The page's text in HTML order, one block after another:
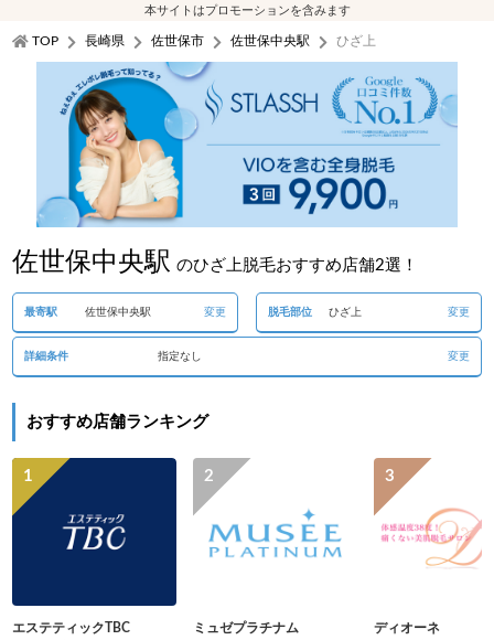
本サイトはプロモーションを含みます
TOP 長崎県 佐世保市 佐世保中央駅 ひざ上
佐世保中央駅 のひざ上脱毛おすすめ店舗2選！
最寄駅 佐世保中央駅 変更 脱毛部位 ひざ上 変更
詳細条件 指定なし 変更
おすすめ店舗ランキング
エステティックTBC ミュゼプラチナム ディオーネ